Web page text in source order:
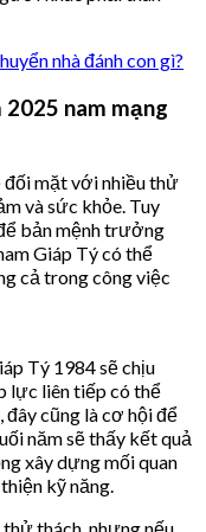
nhà đánh con gì?
nam mạng
đối mặt với nhiều thử
và sức khỏe. Tuy
bản mệnh trưởng
Giáp Tý có thể
cả trong công việc
Tý 1984 sẽ chịu
lực liên tiếp có thể
đây cũng là cơ hội để
năm sẽ thấy kết quả
xây dựng mối quan
kỹ năng.